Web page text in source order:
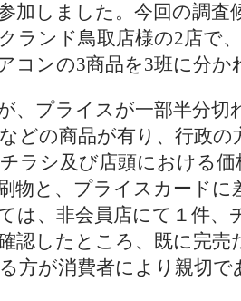
加しました。今回の調査
ランド鳥取店様の2店で
コンの3商品を3班に分か
、プライスが一部半分
どの商品が有り、行政
ラシ及び店頭における
物と、プライスカード
は、非会員店にて１件、
認したところ、既に完
方が消費者により親切で